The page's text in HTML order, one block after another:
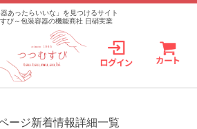
器あったらいいな」を見つけるサイト
び～包装容器の機能商社 日硝実業
ージ新着情報詳細一覧